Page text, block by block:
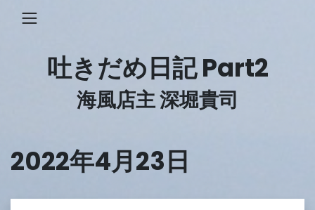
吐きだめ日記 Part2
海風店主 深堀貴司
2022年4月23日